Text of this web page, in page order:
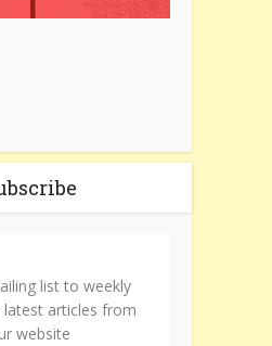
list to weekly
latest articles from
website